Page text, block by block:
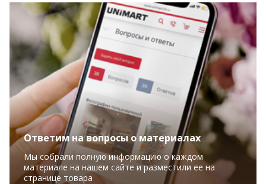
Ответим на вопросы о материалах
Мы собрали полную информацию о каждом
материале на нашем сайте и разместили ее на
странице товара